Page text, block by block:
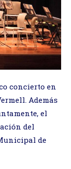
concierto en
Además
el
del
de